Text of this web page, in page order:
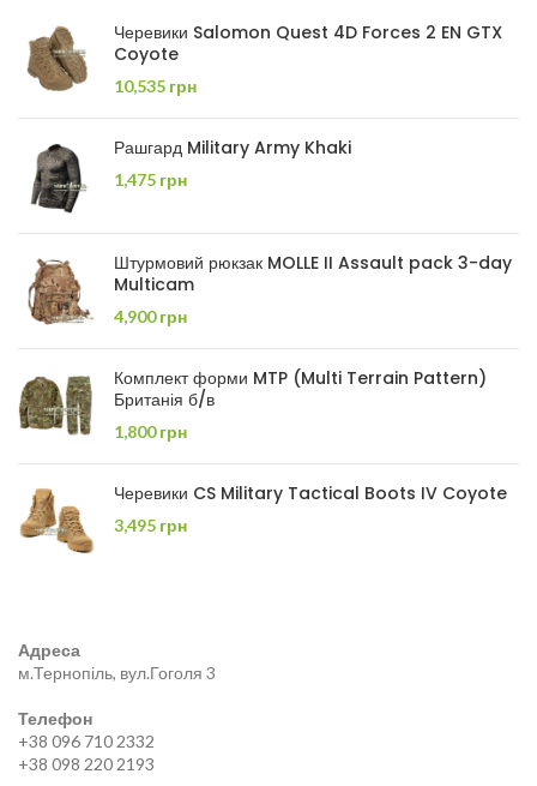
Черевики Salomon Quest 4D Forces 2 EN GTX
Coyote
10,535 грн
Рашгард Military Army Khaki
1,475 грн
Штурмовий рюкзак MOLLE II Assault pack 3-day
Multicam
4,900грн
Комплект форми MTP (Multi Terrain Pattern)
Британія б/в
1,800грн
Черевики CS Military Tactical Boots IV Coyote
3,495 грн
Адреса
м.Тернопіль, вул.Гоголя 3
Телефон
+38 096 710 2332
+38 098 220 2193